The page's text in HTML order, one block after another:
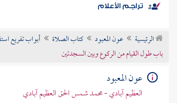
موضوعي
تراجم الأعلام
الرئيسية عون المعبود كتاب الصلاة
أبواب تفريع
باب طول القيام من الركوع وبين السجدتين
عون المعبود
العظيم آبادي - محمد شمس الحق العظيم آبادي